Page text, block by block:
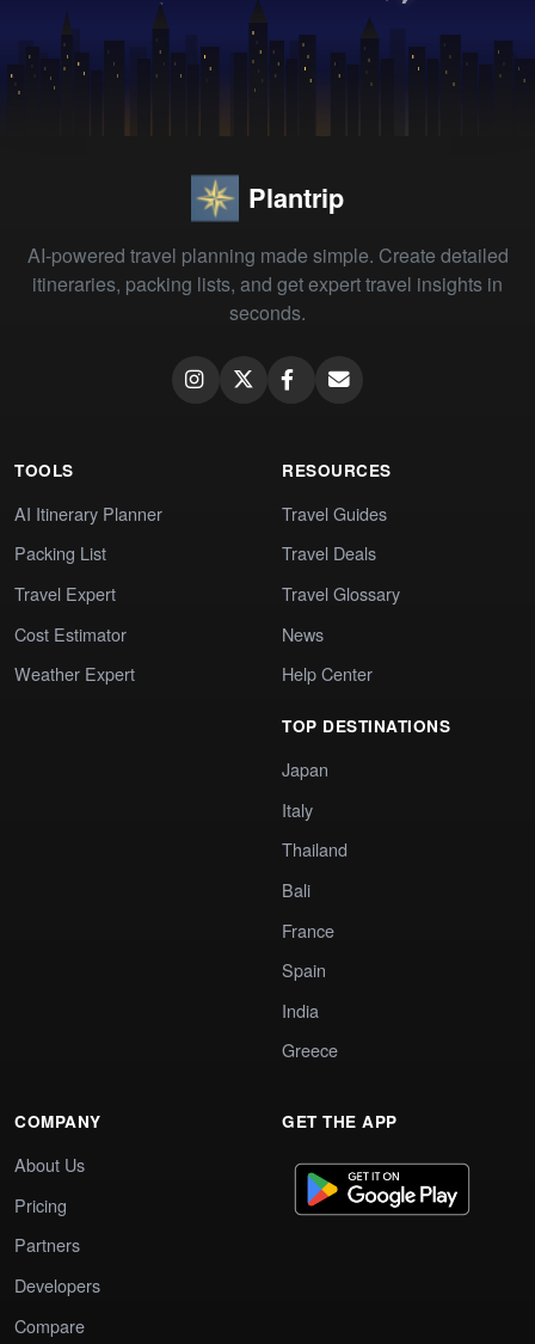
Plantrip
AI-powered travel planning made simple. Create detailed
itineraries, packing lists, and get expert travel insights in
seconds.
TOOLS
AI Itinerary Planner
Packing List
Travel Expert
Cost Estimator
Weather Expert
RESOURCES
Travel Guides
Travel Deals
Travel Glossary
News
Help Center
TOP DESTINATIONS
Japan
Italy
Thailand
Bali
France
Spain
India
Greece
COMPANY
About Us
Pricing
Partners
Developers
Compare
GET THE APP